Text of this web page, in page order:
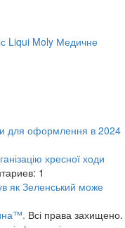
Liqui Moly Медичне
для оформлення в 2024
хресної ходи
1
як Зеленський може
Всі права захищено.